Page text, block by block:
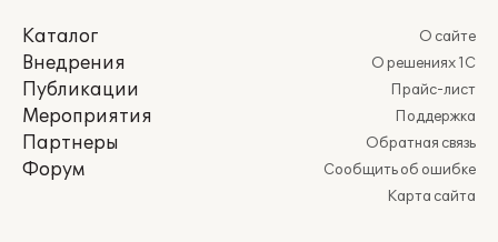
Каталог
Внедрения
Публикации
Мероприятия
Партнеры
Форум
О сайте
О решениях 1С
Прайс-лист
Поддержка
Обратная связь
Сообщить об ошибке
Карта сайта